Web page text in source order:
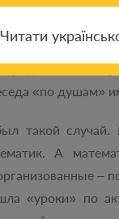
мир.
родители
«по душам»
такой случай.
А
–
«уроки» по
Читати